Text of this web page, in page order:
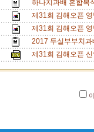
하나치과배 혼합복
제31회 김해오픈
제31회 김해오픈
2017 두실부부치
제31회 김해오픈